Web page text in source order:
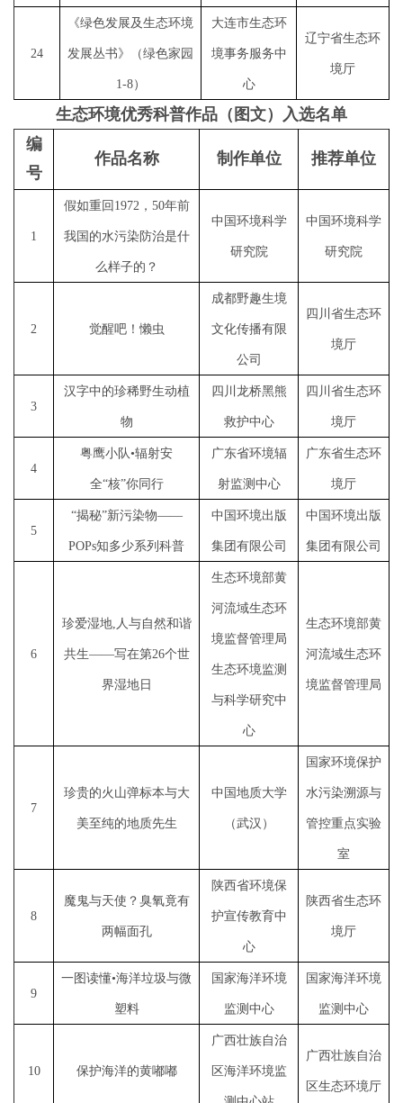
24
《绿色发展及生态环境
发展丛书》（绿色家园
1-8）
大连市生态环
境事务服务中
心
辽宁省生态环
境厅
生态环境优秀科普作品（图文）入选名单
编
号
作品名称 制作单位 推荐单位
1
假如重回 1972，50年前
我国的水污染防治是什
么样子的？
中国环境科学
研究院
中国环境科学
研究院
2 觉醒吧！懒虫
成都野趣生境
文化传播有限
公司
四川省生态环
境厅
3
汉字中的珍稀野生动植
物
四川龙桥黑熊
救护中心
四川省生态环
境厅
4
粤鹰小队•辐射安
全“核”你同行
广东省环境辐
射监测中心
广东省生态环
境厅
5
“揭秘”新污染物——
POPs知多少系列科普
中国环境出版
集团有限公司
中国环境出版
集团有限公司
6
珍爱湿地,人与自然和谐
共生——写在第26个世
界湿地日
生态环境部黄
河流域生态环
境监督管理局
生态环境监测
与科学研究中
心
生态环境部黄
河流域生态环
境监督管理局
7
珍贵的火山弹标本与大
美至纯的地质先生
中国地质大学
（武汉）
国家环境保护
水污染溯源与
管控重点实验
室
8
魔鬼与天使？臭氧竟有
两幅面孔
陕西省环境保
护宣传教育中
心
陕西省生态环
境厅
9
一图读懂•海洋垃圾与微
塑料
国家海洋环境
监测中心
国家海洋环境
监测中心
10 保护海洋的黄嘟嘟
广西壮族自治
区海洋环境监
广西壮族自治
区生态环境厅